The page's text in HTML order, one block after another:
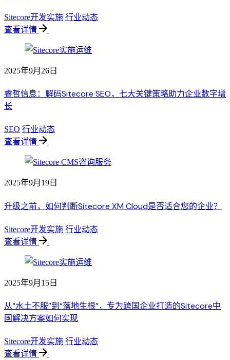
Sitecore开发实施 行业动态
查看详情
2025年9月26日
睿哲信息：解码Sitecore SEO，七大关键策略助力企业数字增
长
SEO 行业动态
查看详情
2025年9月19日
升级之前，如何判断Sitecore XM Cloud是否适合您的企业？
Sitecore开发实施 行业动态
查看详情
2025年9月15日
从“水土不服”到“落地生根”，专为跨国企业打造的Sitecore中
国解决方案如何实现
Sitecore开发实施 行业动态
查看详情